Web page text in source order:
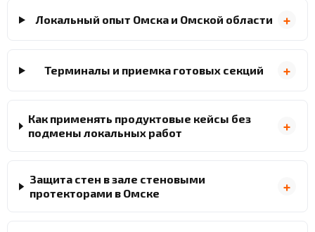
Локальный опыт Омска и Омской области
Терминалы и приемка готовых секций
Как применять продуктовые кейсы без
подмены локальных работ
Защита стен в зале стеновыми
протекторами в Омске